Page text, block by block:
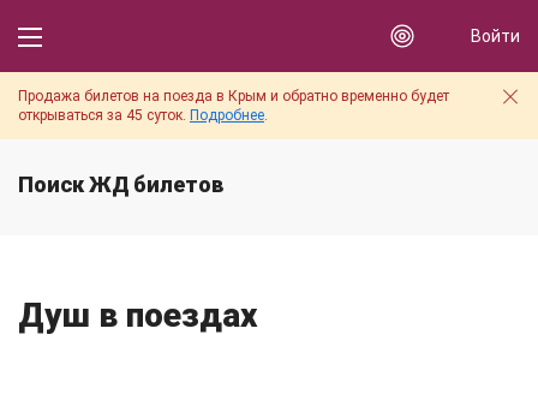
Войти
Продажа билетов на поезда в Крым и обратно временно будет
открываться за 45 суток. Подробнее.
Поиск ЖД билетов
Душ в поездах